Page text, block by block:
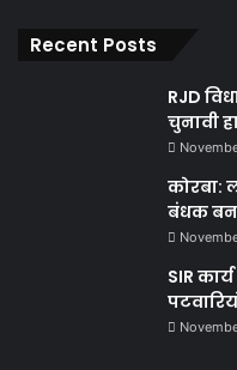
Recent Posts
RJD
चुनावी
कोरबा:
बंधक
SIR